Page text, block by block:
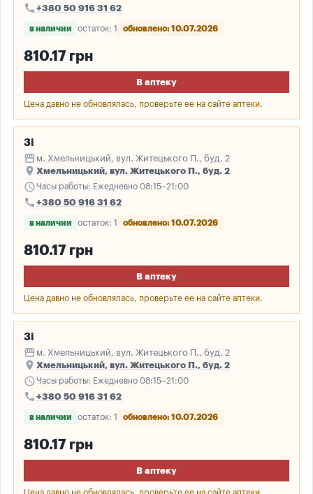
call +380 50 916 31 62
в наличии остаток: 1 обновлено: 10.07.2026
810.17 грн
В аптеку
Цена давно не обновлялась, проверьте ее на сайте аптеки.
3і
storefront м. Хмельницький, вул. Житецького П., буд. 2
place Хмельницький, вул. Житецького П., буд. 2
scheduleЧасы работы: Ежедневно 08:15–21:00
call +380 50 916 31 62
в наличии остаток: 1 обновлено: 10.07.2026
810.17 грн
В аптеку
Цена давно не обновлялась, проверьте ее на сайте аптеки.
3і
storefront м. Хмельницький, вул. Житецького П., буд. 2
place Хмельницький, вул. Житецького П., буд. 2
scheduleЧасы работы: Ежедневно 08:15–21:00
call +380 50 916 31 62
в наличии остаток: 1 обновлено: 10.07.2026
810.17 грн
В аптеку